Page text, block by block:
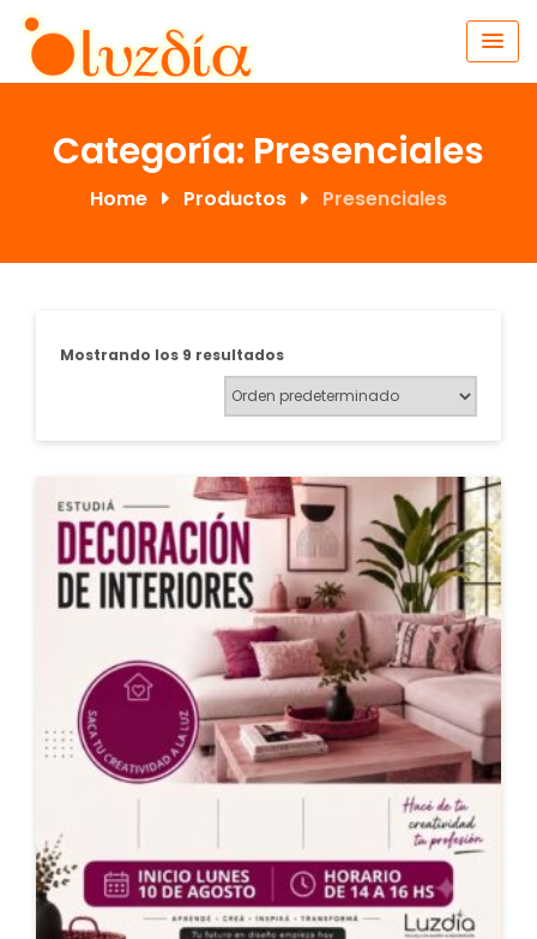
Skip
content
Categoría: Presenciales
Home Productos Presenciales
Mostrando los 9 resultados